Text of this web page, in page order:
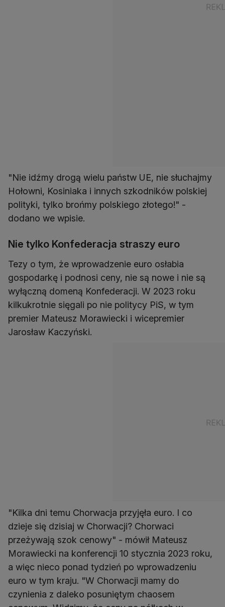
"Nie idźmy drogą wielu państw UE, nie słuchajmy
Hołowni, Kosiniaka i innych szkodników polskiej
polityki, tylko brońmy polskiego złotego!" -
dodano we wpisie.
Nie tylko Konfederacja straszy euro
Tezy o tym, że wprowadzenie euro osłabia
gospodarkę i podnosi ceny, nie są nowe i nie są
wyłączną domeną Konfederacji. W 2023 roku
kilkukrotnie sięgali po nie politycy PiS, w tym
premier Mateusz Morawiecki i wicepremier
Jarosław Kaczyński.
"Kilka dni temu Chorwacja przyjęła euro. I co
dzieje się dzisiaj w Chorwacji? Chorwaci
przeżywają szok cenowy" - mówił Mateusz
Morawiecki na konferencji 10 stycznia 2023 roku,
a więc nieco ponad tydzień po wprowadzeniu
euro w tym kraju. "W Chorwacji mamy do
czynienia z daleko posuniętym chaosem